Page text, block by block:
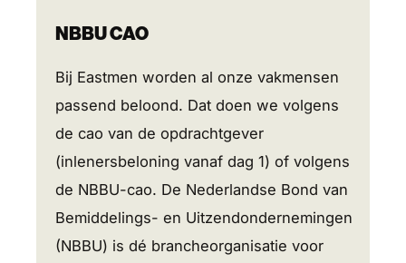
NBBU CAO
Bij Eastmen worden al onze vakmensen
passend beloond. Dat doen we volgens
de cao van de opdrachtgever
(inlenersbeloning vanaf dag 1) of volgens
de NBBU-cao. De Nederlandse Bond van
Bemiddelings- en Uitzendondernemingen
(NBBU) is dé brancheorganisatie voor